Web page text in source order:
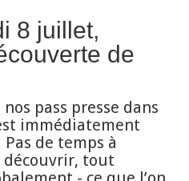
8 juillet,
de
pass presse dans
immédiatement
de temps à
tout